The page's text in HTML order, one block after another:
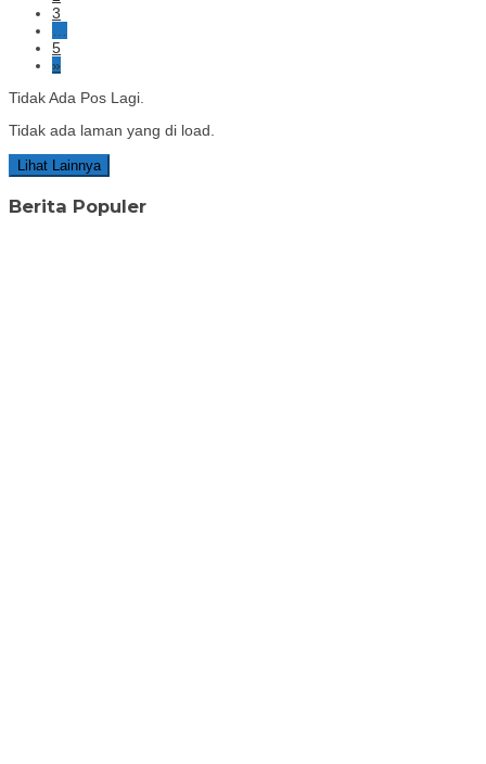
3
…
5
»
Tidak Ada Pos Lagi.
Tidak ada laman yang di load.
Lihat Lainnya
Berita Populer